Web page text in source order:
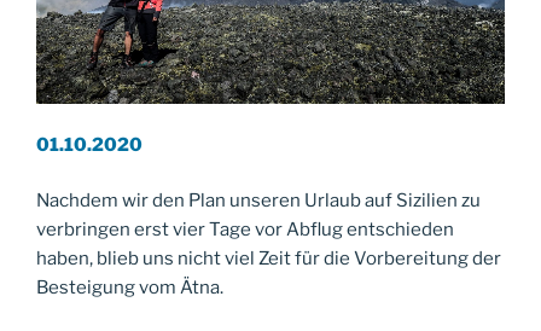
01.10.2020
Nachdem wir den Plan unseren Urlaub auf Sizilien zu
verbringen erst vier Tage vor Abflug entschieden
haben, blieb uns nicht viel Zeit für die Vorbereitung der
Besteigung vom Ätna.